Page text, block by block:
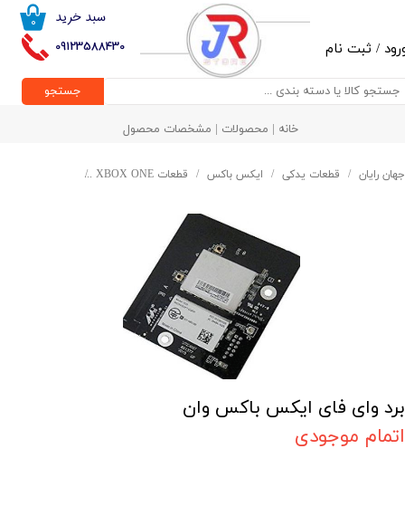
09123588430
۰ سبد خرید
/ ثبت نام
حساب کاربری من
تغییر گذر واژه
جستجو
خانه | محصولات | مشخصات محصول
جهان رایان قطعات یدکی ایکس باکس قطعات XBOX ONE
برد وای فای ایکس باکس وان
اتمام موجودی